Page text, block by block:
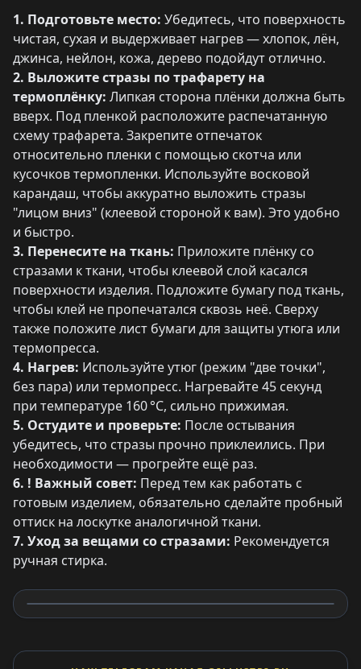
1. Подготовьте место: Убедитесь, что поверхность
чистая, сухая и выдерживает нагрев — хлопок, лён,
джинса, нейлон, кожа, дерево подойдут отлично.
2. Выложите стразы по трафарету на
термоплёнку: Липкая сторона плёнки должна быть
вверх. Под пленкой расположите распечатанную
схему трафарета. Закрепите отпечаток
относительно пленки с помощью скотча или
кусочков термопленки. Используйте восковой
карандаш, чтобы аккуратно выложить стразы
"лицом вниз" (клеевой стороной к вам). Это удобно
и быстро.
3. Перенесите на ткань: Приложите плёнку со
стразами к ткани, чтобы клеевой слой касался
поверхности изделия. Подложите бумагу под ткань,
чтобы клей не пропечатался сквозь неё. Сверху
также положите лист бумаги для защиты утюга или
термопресса.
4. Нагрев: Используйте утюг (режим "две точки",
без пара) или термопресс. Нагревайте 45 секунд
при температуре 160 °C, сильно прижимая.
5. Остудите и проверьте: После остывания
убедитесь, что стразы прочно приклеились. При
необходимости — прогрейте ещё раз.
6. ! Важный совет: Перед тем как работать с
готовым изделием, обязательно сделайте пробный
оттиск на лоскутке аналогичной ткани.
7. Уход за вещами со стразами: Рекомендуется
ручная стирка.